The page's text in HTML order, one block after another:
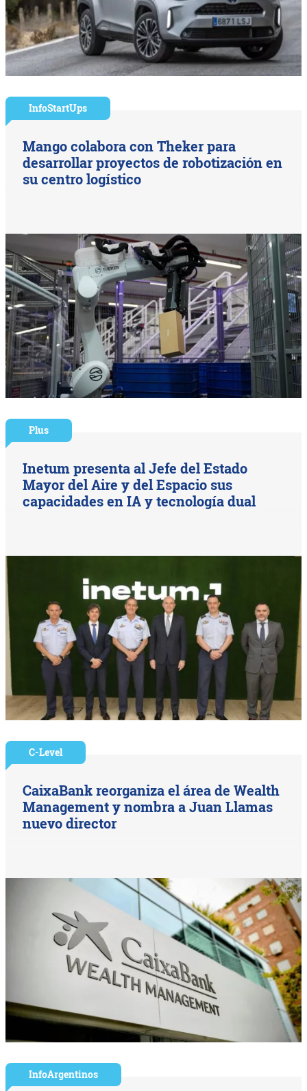
InfoStartUps
Mango colabora con Theker para
desarrollar proyectos de robotización en
su centro logístico
Plus
Inetum presenta al Jefe del Estado
Mayor del Aire y del Espacio sus
capacidades en IA y tecnología dual
C-Level
CaixaBank reorganiza el área de Wealth
Management y nombra a Juan Llamas
nuevo director
InfoArgentinos